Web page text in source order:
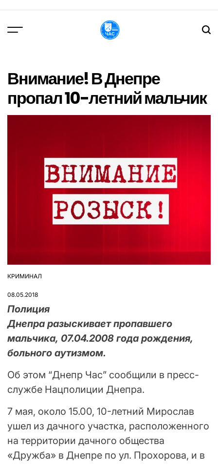
вмісту
Внимание! В Днепре
пропал 10-летний мальчик
ОПУБЛІКУВАТИ
КРИМИНАЛ
08.05.2018
Полиция
Днепра разыскивает пропавшего
мальчика, 07.04.2008 года рождения,
больного аутизмом.
Об этом “Днепр Час” сообщили в пресс-
службе Нацполиции Днепра.
7 мая, около 15.00, 10-летний Мирослав
ушел из дачного участка, расположенного
на территории дачного общества
«Дружба» в Днепре по ул. Прохорова, и в